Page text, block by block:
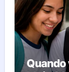
Quando